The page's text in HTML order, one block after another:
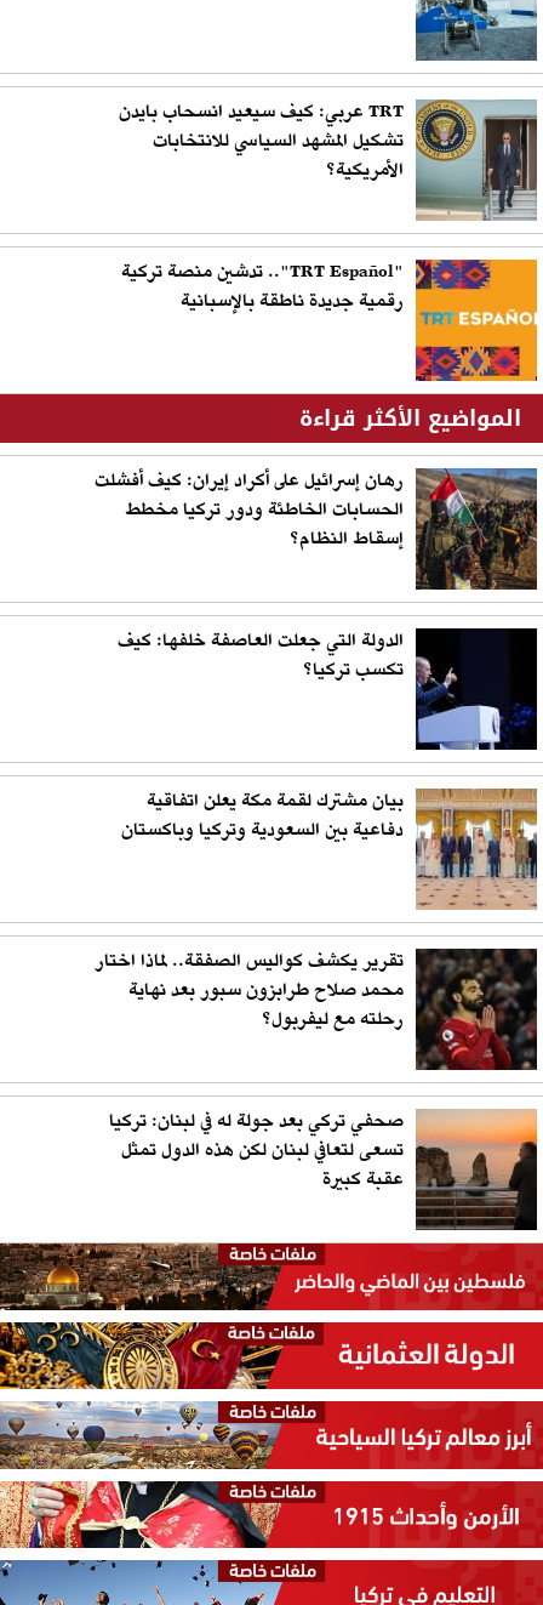
TRT عربي: كيف سيعيد انسحاب بايدن
تشكيل المشهد السياسي للانتخابات
الأمريكية؟
"TRT Español".. تدشين منصة تركية
رقمية جديدة ناطقة بالإسبانية
المواضيع الأكثر قراءة
رهان إسرائيل على أكراد إيران: كيف أفشلت
الحسابات الخاطئة ودور تركيا مخطط
إسقاط النظام؟
الدولة التي جعلت العاصفة خلفها: كيف
تكسب تركيا؟
بيان مشترك لقمة مكة يعلن اتفاقية
دفاعية بين السعودية وتركيا وباكستان
تقرير يكشف كواليس الصفقة.. لماذا اختار
محمد صلاح طرابزون سبور بعد نهاية
رحلته مع ليفربول؟
صحفي تركي بعد جولة له في لبنان: تركيا
تسعى لتعافي لبنان لكن هذه الدول تمثل
عقبة كبيرة